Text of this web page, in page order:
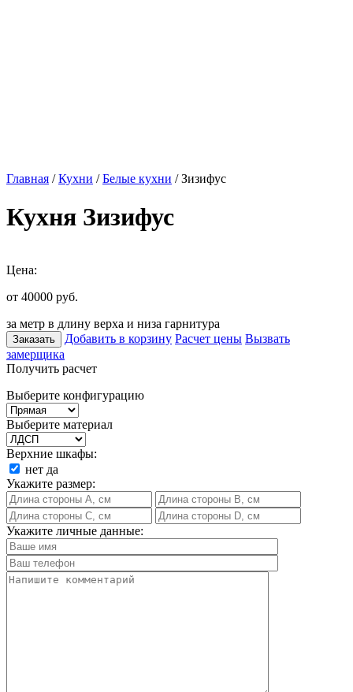
Главная /Кухни /Белые кухни / Зизифус
Кухня Зизифус
Цена:
от 40000 руб.
за метр в длину верха и низа гарнитура
Заказать Добавить в корзину Расчет цены Вызвать
замерщика
Получить расчет
Выберите конфигурацию
Выберите материал
Верхние шкафы:
нет да
Укажите размер:
Укажите личные данные: